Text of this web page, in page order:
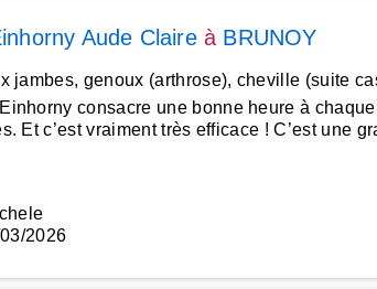
Aude Claireà BRUNOY
jambes, genoux (arthrose), cheville (suite
consacre une bonne heure à
Et c’est vraiment très efficace ! C’est une
2026